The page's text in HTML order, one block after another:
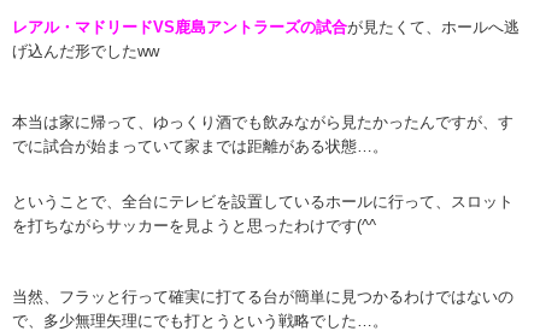
レアル・マドリードVS鹿島アントラーズの試合が見たくて、ホールへ逃
げ込んだ形でしたww
本当は家に帰って、ゆっくり酒でも飲みながら見たかったんですが、す
でに試合が始まっていて家までは距離がある状態…。
ということで、全台にテレビを設置しているホールに行って、スロット
を打ちながらサッカーを見ようと思ったわけです(^^ゞ
当然、フラッと行って確実に打てる台が簡単に見つかるわけではないの
で、多少無理矢理にでも打とうという戦略でした…。